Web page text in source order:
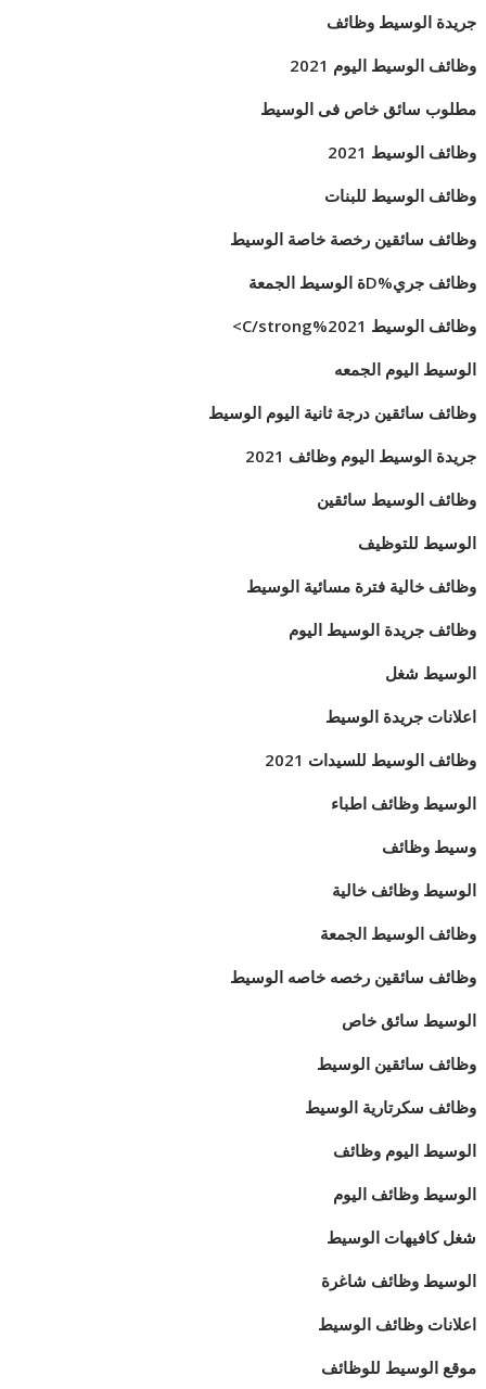
جريدة الوسيط وظائف
وظائف الوسيط اليوم 2021
مطلوب سائق خاص فى الوسيط
وظائف الوسيط 2021
وظائف الوسيط للبنات
وظائف سائقين رخصة خاصة الوسيط
وظائف جري%Dة الوسيط الجمعة
وظائف الوسيط 2021%C/strong>
الوسيط اليوم الجمعه
وظائف سائقين درجة ثانية اليوم الوسيط
جريدة الوسيط اليوم وظائف 2021
وظائف الوسيط سائقين
الوسيط للتوظيف
وظائف خالية فترة مسائية الوسيط
وظائف جريدة الوسيط اليوم
الوسيط شغل
اعلانات جريدة الوسيط
وظائف الوسيط للسيدات 2021
الوسيط وظائف اطباء
وسيط وظائف
الوسيط وظائف خالية
وظائف الوسيط الجمعة
وظائف سائقين رخصه خاصه الوسيط
الوسيط سائق خاص
وظائف سائقين الوسيط
وظائف سكرتارية الوسيط
الوسيط اليوم وظائف
الوسيط وظائف اليوم
شغل كافيهات الوسيط
الوسيط وظائف شاغرة
اعلانات وظائف الوسيط
موقع الوسيط للوظائف